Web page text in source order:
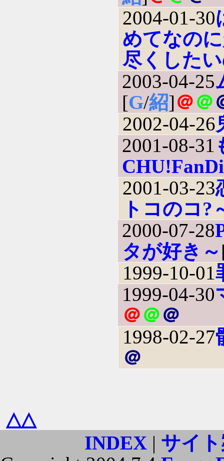
2004-01-30
めてなの
尽くした
2003-04-25
[G/紹]＠＠
2002-04-26
2001-08-31
2001-03-23
トコのコ?
2000-07-28
タが好き～
1999-10-01
1999-04-30
＠＠＠
1998-02-27
＠
△△
INDEX| サイ